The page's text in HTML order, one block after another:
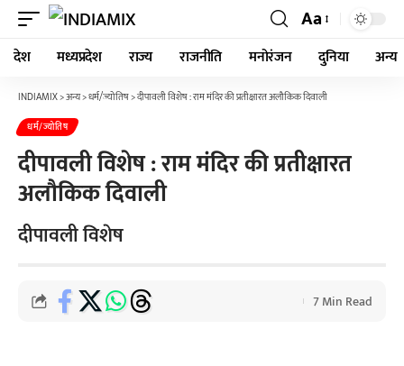
Aa
देश मध्यप्रदेश राज्य राजनीति मनोरंजन दुनिया अन्य
INDIAMIX>अन्य>धर्म/ज्योतिष>दीपावली विशेष : राम मंदिर की प्रतीक्षारत अलौकिक दिवाली
धर्म/ज्योतिष
दीपावली विशेष : राम मंदिर की प्रतीक्षारत
अलौकिक दिवाली
दीपावली विशेष
7 Min Read